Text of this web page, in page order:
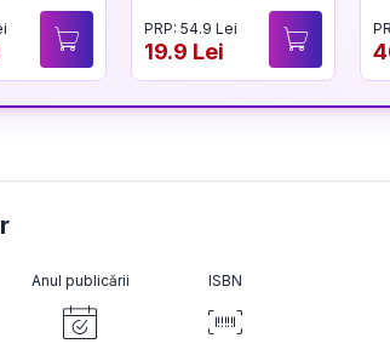
PRP: 54.9 Lei
19.9 Lei
Anul publicării ISBN